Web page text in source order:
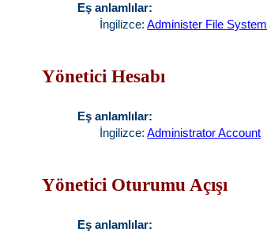
Eş anlamlılar:
İngilizce:Administer File System
Yönetici Hesabı
Eş anlamlılar:
İngilizce:Administrator Account
Yönetici Oturumu Açışı
Eş anlamlılar: